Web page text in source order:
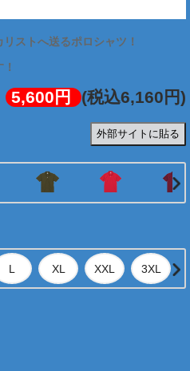
ストへ送るポロシャツ！
5,600円 (税込6,160円)
外部サイトに貼る